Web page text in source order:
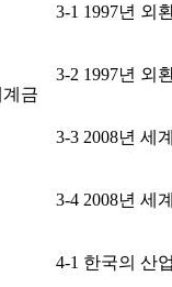
계금
3-1 1997년 외
3-2 1997년 외
3-3 2008년 세
3-4 2008년 세
4-1 한국의 산